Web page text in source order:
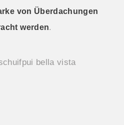
von Überdachungen
werden.